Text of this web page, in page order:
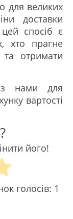
для великих
доставки
спосіб є
хто прагне
та отримати
з нами для
вартості
його!
голосів: 1